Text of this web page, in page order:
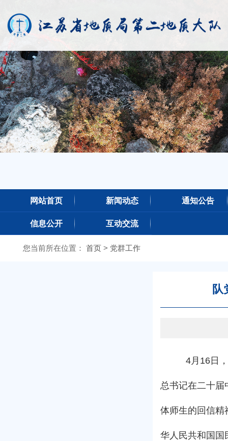
网站首页 新闻动态 通知公告
信息公开 互动交流
欢迎光临江苏省地质局第二地质大队网站
您当前所在位置： 首页 > 党群工作
队
4月16日，
总书记在二十届
体师生的回信精
华人民共和国国